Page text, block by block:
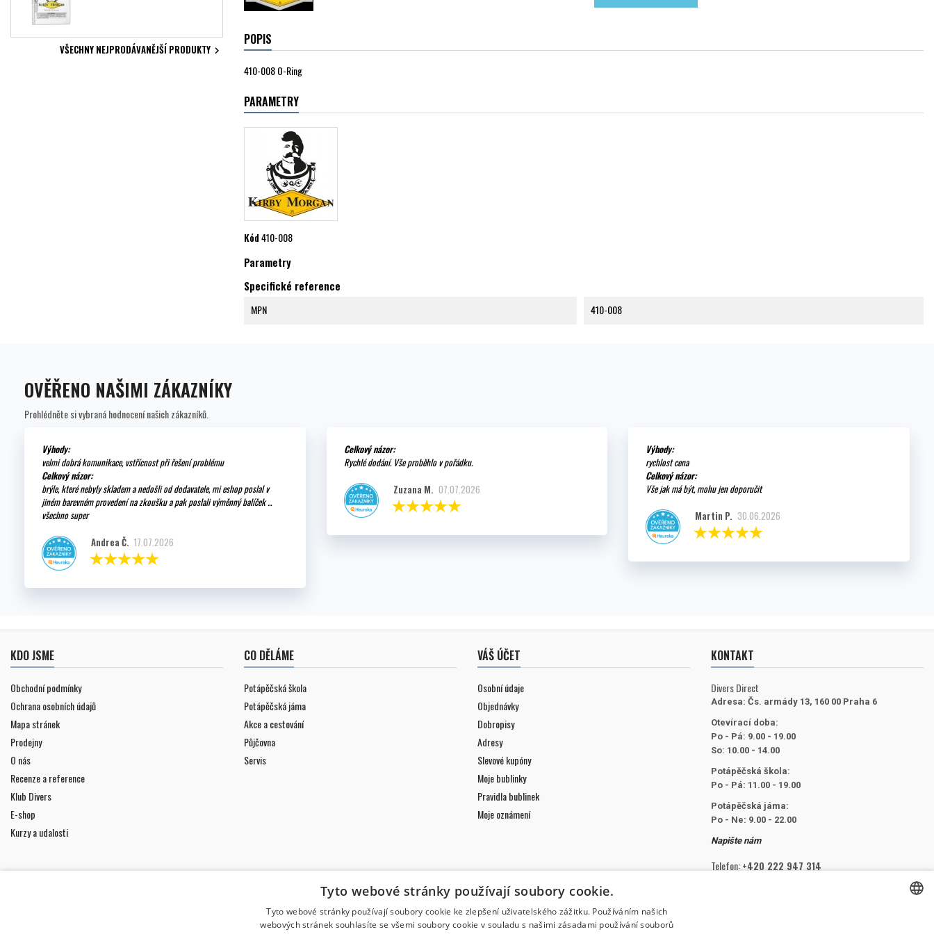
VŠECHNY NEJPRODÁVANĚJŠÍ PRODUKTY 
POPIS
410-008 O-Ring
PARAMETRY
Kód410-008
Parametry
Specifické reference
MPN 410-008
OVĚŘENO NAŠIMI ZÁKAZNÍKY
Prohlédněte si vybraná hodnocení našich zákazníků.
Výhody:
velmi dobrá komunikace, vstřícnost při řešení problému
Celkový názor:
brýle, které nebyly skladem a nedošli od dodavatele, mi eshop poslal v
jiném barevném provedení na zkoušku a pak poslali výměnný balíček ...
všechno super
Andrea Č. 17.07.2026
Celkový názor:
Rychlé dodání. Vše proběhlo v pořádku.
Zuzana M. 07.07.2026
Výhody:
rychlost cena
Celkový názor:
Vše jak má být, mohu jen doporučit
Martin P. 30.06.2026
KDO JSME
Obchodní podmínky
Ochrana osobních údajů
Mapa stránek
Prodejny
O nás
Recenze a reference
Klub Divers
E-shop
Kurzy a udalosti
CO DĚLÁME
Potápěčská škola
Potápěčská jáma
Akce a cestování
Půjčovna
Servis
VÁŠ ÚČET
Osobní údaje
Objednávky
Dobropisy
Adresy
Slevové kupóny
Moje bublinky
Pravidla bublinek
Moje oznámení
KONTAKT
Divers Direct
Adresa: Čs. armády 13, 160 00 Praha 6
Otevírací doba:
Po - Pá: 9.00 - 19.00
So: 10.00 - 14.00
Potápěčská škola:
Po - Pá: 11.00 - 19.00
Potápěčská jáma:
Po - Ne: 9.00 - 22.00
Napište nám
Telefon:+420 222 947 314
Tyto webové stránky používají soubory cookie.
Tyto webové stránky používají soubory cookie ke zlepšení uživatelského zážitku. Používáním našich
webových stránek souhlasíte se všemi soubory cookie v souladu s našimi zásadami používání souborů